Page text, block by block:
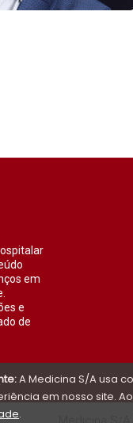
em
e
de
A Medicina S/A usa
em nosso site.
.